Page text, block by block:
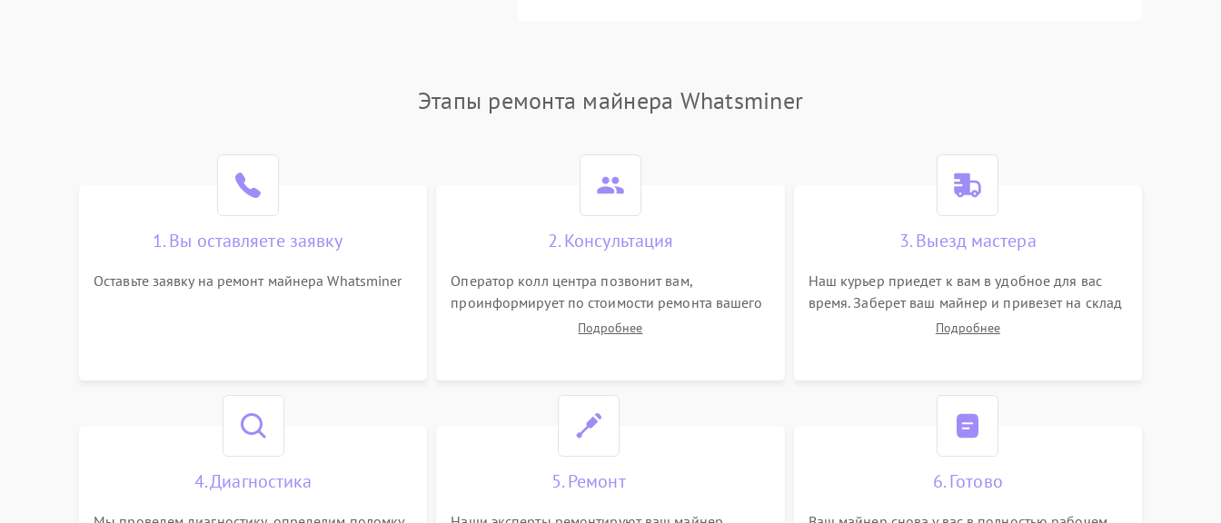
Этапы ремонта майнера Whatsminer
1. Вы оставляете заявку
Оставьте заявку на ремонт майнера Whatsminer
2. Консультация
Оператор колл центра позвонит вам,
проинформирует по стоимости ремонта вашего
майнера а также ответит на все ваши вопросы.
Подробнее
3. Выезд мастера
Наш курьер приедет к вам в удобное для вас
время. Заберет ваш майнер и привезет на склад
Подробнее
4. Диагностика 5. Ремонт 6. Готово